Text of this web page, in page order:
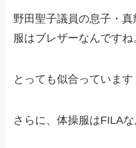
野田聖子議員の息子・
服はブレザーなんですね
とっても似合っています
さらに、体操服はFILAな